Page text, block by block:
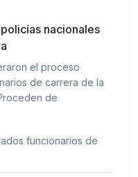
nacionales
el proceso
de carrera de la
de
funcionarios de